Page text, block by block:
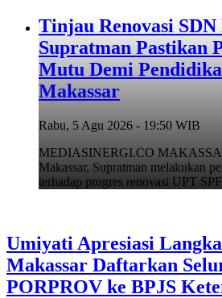
Tinjau Renovasi SDN
Supratman Pastikan
Mutu Demi
Makassar
Rabu, 5 Agu 2026 - 19:50 WIB
MEDIASINERGI.CO
Makassar, Supratman melakukan
terhadap progres renovasi UPT
Umiyati Apresiasi
Makassar Daftarkan
PORPROV ke BPJS